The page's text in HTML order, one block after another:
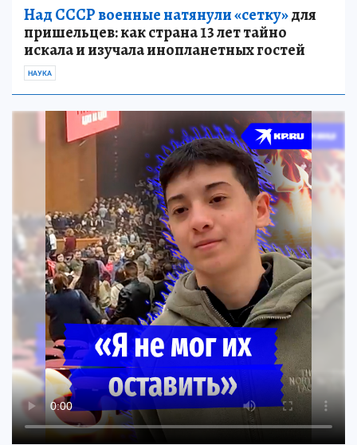
Над СССР военные натянули «сетку»для
пришельцев: как страна 13 лет тайно
искала и изучала инопланетных гостей
НАУКА